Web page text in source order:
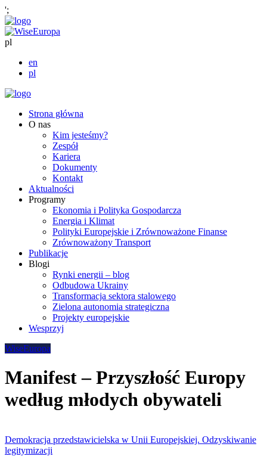
';
pl
en
pl
Strona główna
O nas
Kim jesteśmy?
Zespół
Kariera
Dokumenty
Kontakt
Aktualności
Programy
Ekonomia i Polityka Gospodarcza
Energia i Klimat
Polityki Europejskie i Zrównoważone Finanse
Zrównoważony Transport
Publikacje
Blogi
Rynki energii – blog
Odbudowa Ukrainy
Transformacja sektora stalowego
Zielona autonomia strategiczna
Projekty europejskie
Wesprzyj
WiseEuropa
Manifest – Przyszłość Europy
według młodych obywateli
Demokracja przedstawicielska w Unii Europejskiej. Odzyskiwanie
legitymizacji